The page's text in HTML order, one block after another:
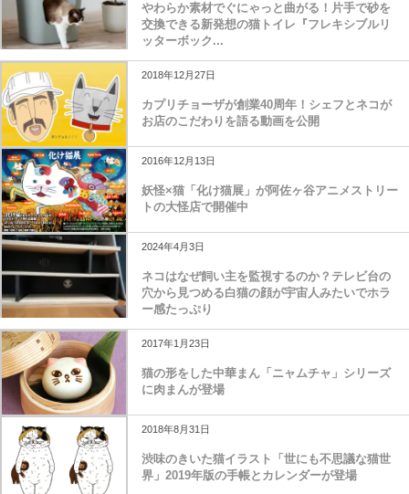
やわらか素材でぐにゃっと曲がる！片手で砂を
交換できる新発想の猫トイレ『フレキシブルリ
ッターボック...
2018年12月27日
カプリチョーザが創業40周年！シェフとネコが
お店のこだわりを語る動画を公開
2016年12月13日
妖怪×猫「化け猫展」が阿佐ヶ谷アニメストリー
トの大怪店で開催中
2024年4月3日
ネコはなぜ飼い主を監視するのか？テレビ台の
穴から見つめる白猫の顔が宇宙人みたいでホラ
ー感たっぷり
2017年1月23日
猫の形をした中華まん「ニャムチャ」シリーズ
に肉まんが登場
2018年8月31日
渋味のきいた猫イラスト「世にも不思議な猫世
界」2019年版の手帳とカレンダーが登場